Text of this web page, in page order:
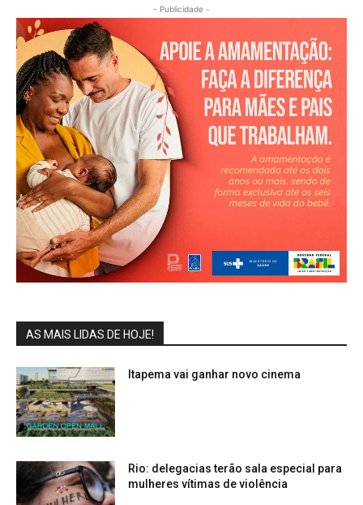
- Publicidade -
AS MAIS LIDAS DE HOJE!
Itapema vai ganhar novo cinema
Rio: delegacias terão sala especial para
mulheres vítimas de violência